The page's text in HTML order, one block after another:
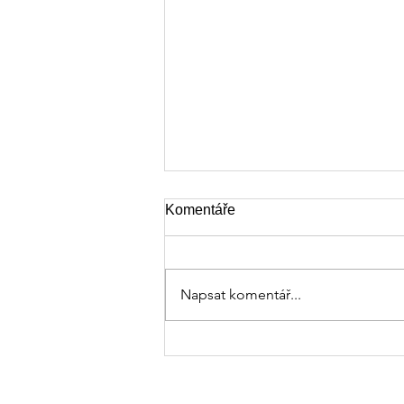
Komentáře
Napsat komentář...